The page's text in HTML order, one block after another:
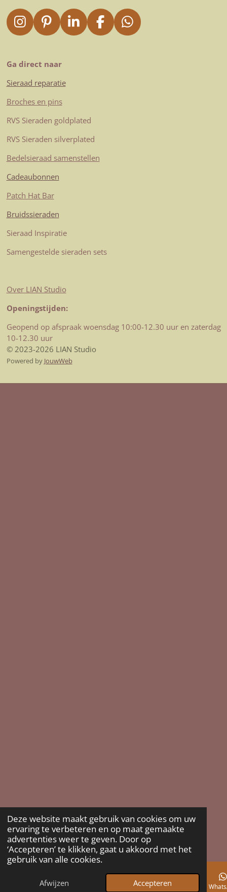
Deze website maakt gebruik van cookies om uw
ervaring te verbeteren en op maat gemaakte
advertenties weer te geven. Door op
‘Accepteren’ te klikken, gaat u akkoord met het
gebruik van alle cookies.
Afwijzen Accepteren
I
n
t
a
g
r
a
P
i
t
e
r
e
s
L
i
n
F
a
W
h
Ga direct naar
Sieraad reparatie
Broches en pins
RVS Sieraden goldplated
RVS Sieraden silverplated
Bedelsieraad samenstellen
Cadeaubonnen
Patch Hat Bar
Bruidssieraden
Sieraad Inspiratie
Samengestelde sieraden sets
Over LIAN Studio
Openingstijden:
Geopend op afspraak woensdag 10:00-12.30 uur en zaterdag
10-12.30 uur
© 2023-2026 LIAN Studio
Powered by JouwWeb
E-mailadres Telefoonnummer Kaart Instagram